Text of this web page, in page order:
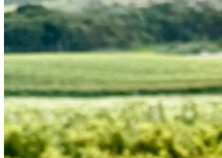
Internacional